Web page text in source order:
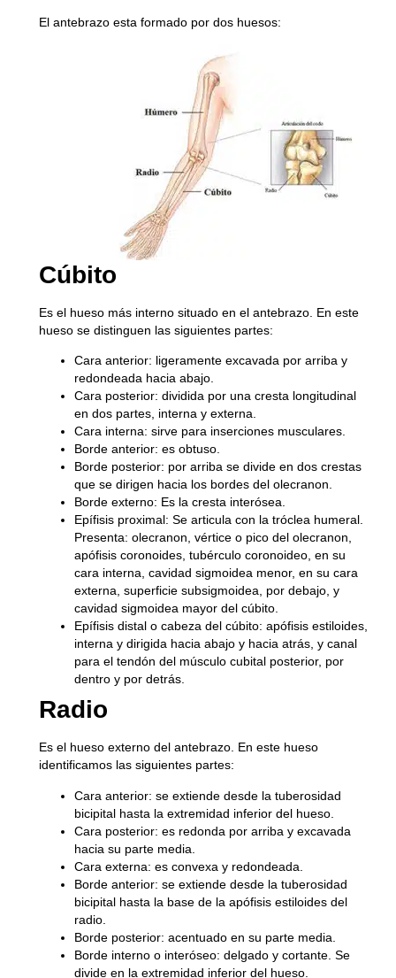
El antebrazo esta formado por dos huesos:
Cúbito
Es el hueso más interno situado en el antebrazo. En este
hueso se distinguen las siguientes partes:
Cara anterior: ligeramente excavada por arriba y
redondeada hacia abajo.
Cara posterior: dividida por una cresta longitudinal
en dos partes, interna y externa.
Cara interna: sirve para inserciones musculares.
Borde anterior: es obtuso.
Borde posterior: por arriba se divide en dos crestas
que se dirigen hacia los bordes del olecranon.
Borde externo: Es la cresta interósea.
Epífisis proximal: Se articula con la tróclea humeral.
Presenta: olecranon, vértice o pico del olecranon,
apófisis coronoides, tubérculo coronoideo, en su
cara interna, cavidad sigmoidea menor, en su cara
externa, superficie subsigmoidea, por debajo, y
cavidad sigmoidea mayor del cúbito.
Epífisis distal o cabeza del cúbito: apófisis estiloides,
interna y dirigida hacia abajo y hacia atrás, y canal
para el tendón del músculo cubital posterior, por
dentro y por detrás.
Radio
Es el hueso externo del antebrazo. En este hueso
identificamos las siguientes partes:
Cara anterior: se extiende desde la tuberosidad
bicipital hasta la extremidad inferior del hueso.
Cara posterior: es redonda por arriba y excavada
hacia su parte media.
Cara externa: es convexa y redondeada.
Borde anterior: se extiende desde la tuberosidad
bicipital hasta la base de la apófisis estiloides del
radio.
Borde posterior: acentuado en su parte media.
Borde interno o interóseo: delgado y cortante. Se
divide en la extremidad inferior del hueso.